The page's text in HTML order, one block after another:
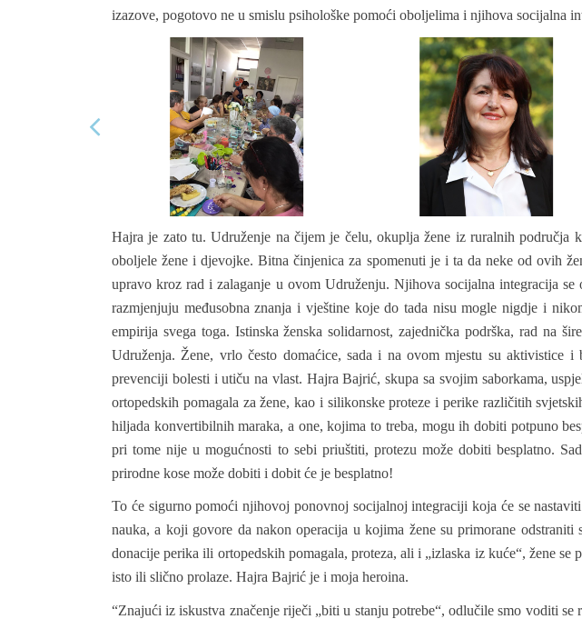
izazove, pogotovo ne u smislu psihološke pomoći oboljelima i njihova socijalna
Hajra je zato tu. Udruženje na čijem je čelu, okuplja žene iz ruralnih područja
oboljele žene i djevojke. Bitna činjenica za spomenuti je i ta da neke od ovih
upravo kroz rad i zalaganje u ovom Udruženju. Njihova socijalna integracija
razmjenjuju međusobna znanja i vještine koje do tada nisu mogle nigdje i
empirija svega toga. Istinska ženska solidarnost, zajednička podrška, rad na
Udruženja. Žene, vrlo često domaćice, sada i na ovom mjestu su aktivistice
prevenciji bolesti i utiču na vlast. Hajra Bajrić, skupa sa svojim saborkama,
ortopedskih pomagala za žene, kao i silikonske proteze i perike različitih
hiljada konvertibilnih maraka, a one, kojima to treba, mogu ih dobiti potpuno
pri tome nije u mogućnosti to sebi priuštiti, protezu može dobiti besplatno.
prirodne kose može dobiti i dobit će je besplatno!
To će sigurno pomoći njihovoj ponovnoj socijalnoj integraciji koja će se
nauka, a koji govore da nakon operacija u kojima žene su primorane
donacije perika ili ortopedskih pomagala, proteza, ali i „izlaska iz kuće“, žene
isto ili slično prolaze. Hajra Bajrić je i moja heroina.
“Znajući iz iskustva značenje riječi „biti u stanju potrebe“, odlučile smo voditi se